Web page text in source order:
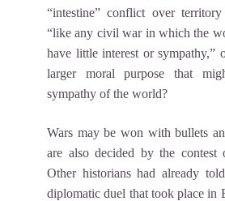
“intestine” conflict over
“like any civil war in which the
have little interest or sympathy,”
larger moral purpose that
sympathy of the world?
Wars may be won with bullets
are also decided by the contest
Other historians had already
diplomatic duel that took place in